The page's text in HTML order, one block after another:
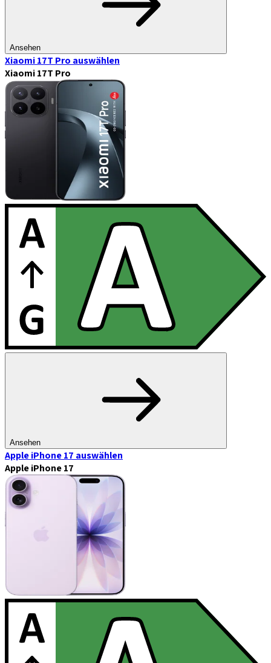
Ansehen
Xiaomi 17T Pro auswählen
Xiaomi 17T Pro
Ansehen
Apple iPhone 17 auswählen
Apple iPhone 17